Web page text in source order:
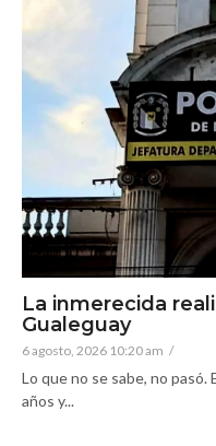
La inmerecida
Gualeguay
6 agosto, 2026 10:20 am /
Lo que no se sabe, no
años y...